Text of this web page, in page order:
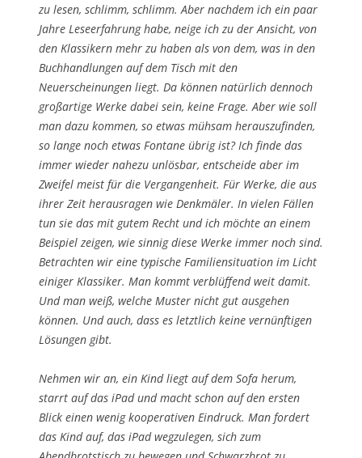
zu lesen, schlimm, schlimm. Aber nachdem ich ein paar
Jahre Leseerfahrung habe, neige ich zu der Ansicht, von
den Klassikern mehr zu haben als von dem, was in den
Buchhandlungen auf dem Tisch mit den
Neuerscheinungen liegt. Da können natürlich dennoch
großartige Werke dabei sein, keine Frage. Aber wie soll
man dazu kommen, so etwas mühsam herauszufinden,
so lange noch etwas Fontane übrig ist? Ich finde das
immer wieder nahezu unlösbar, entscheide aber im
Zweifel meist für die Vergangenheit. Für Werke, die aus
ihrer Zeit herausragen wie Denkmäler. In vielen Fällen
tun sie das mit gutem Recht und ich möchte an einem
Beispiel zeigen, wie sinnig diese Werke immer noch sind.
Betrachten wir eine typische Familiensituation im Licht
einiger Klassiker. Man kommt verblüffend weit damit.
Und man weiß, welche Muster nicht gut ausgehen
können. Und auch, dass es letztlich keine vernünftigen
Lösungen gibt.
Nehmen wir an, ein Kind liegt auf dem Sofa herum,
starrt auf das iPad und macht schon auf den ersten
Blick einen wenig kooperativen Eindruck. Man fordert
das Kind auf, das iPad wegzulegen, sich zum